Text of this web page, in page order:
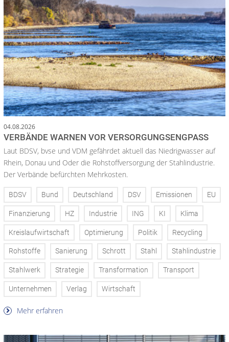
04.08.2026
VERBÄNDE WARNEN VOR VERSORGUNGSENGPASS
Laut BDSV, bvse und VDM gefährdet aktuell das Niedrigwasser auf
Rhein, Donau und Oder die Rohstoffversorgung der Stahlindustrie.
Der Verbände befürchten Mehrkosten.
BDSV Bund Deutschland DSV Emissionen EU
Finanzierung HZ Industrie ING KI Klima
Kreislaufwirtschaft Optimierung Politik Recycling
Rohstoffe Sanierung Schrott Stahl Stahlindustrie
Stahlwerk Strategie Transformation Transport
Unternehmen Verlag Wirtschaft
Mehr erfahren